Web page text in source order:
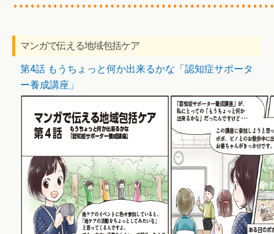
マンガで伝える地域包括ケア
第4話 もうちょっと何か出来るかな「認知症サポータ
ー養成講座」